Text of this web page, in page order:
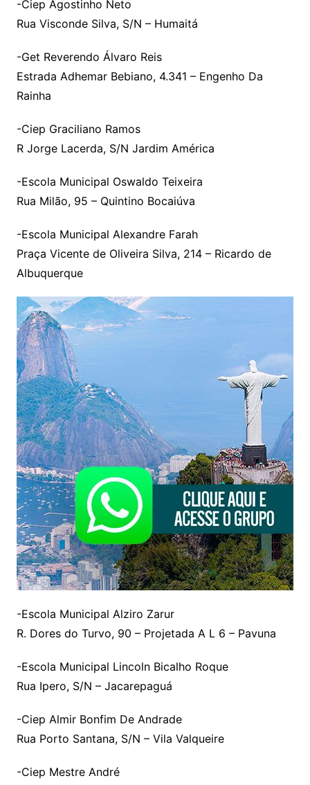
-Ciep Agostinho Neto
Rua Visconde Silva, S/N – Humaitá
-Get Reverendo Álvaro Reis
Estrada Adhemar Bebiano, 4.341 – Engenho Da
Rainha
-Ciep Graciliano Ramos
R Jorge Lacerda, S/N Jardim América
-Escola Municipal Oswaldo Teixeira
Rua Milão, 95 – Quintino Bocaiúva
-Escola Municipal Alexandre Farah
Praça Vicente de Oliveira Silva, 214 – Ricardo de
Albuquerque
-Escola Municipal Alziro Zarur
R. Dores do Turvo, 90 – Projetada A L 6 – Pavuna
-Escola Municipal Lincoln Bicalho Roque
Rua Ipero, S/N – Jacarepaguá
-Ciep Almir Bonfim De Andrade
Rua Porto Santana, S/N – Vila Valqueire
-Ciep Mestre André